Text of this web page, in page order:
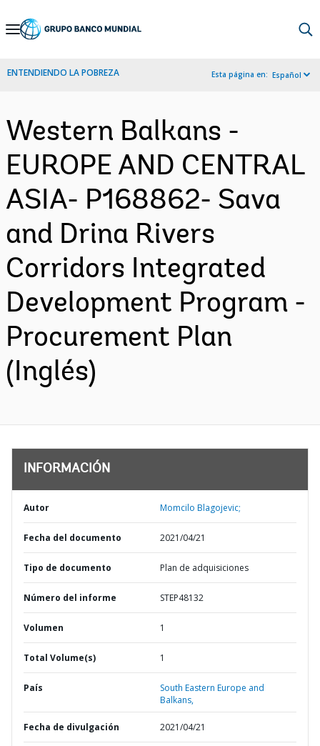
Skip
Navigation
ENTENDIENDO LA POBREZA Esta página en: Español
Western Balkans -
EUROPE AND CENTRAL
ASIA- P168862- Sava
and Drina Rivers
Corridors Integrated
Development Program -
Procurement Plan
(Inglés)
INFORMACIÓN
Autor Momcilo Blagojevic;
Fecha del documento 2021/04/21
Tipo de documento Plan de adquisiciones
Número del informe STEP48132
Volumen 1
Total Volume(s) 1
País
South Eastern Europe and
Balkans,
Fecha de divulgación 2021/04/21